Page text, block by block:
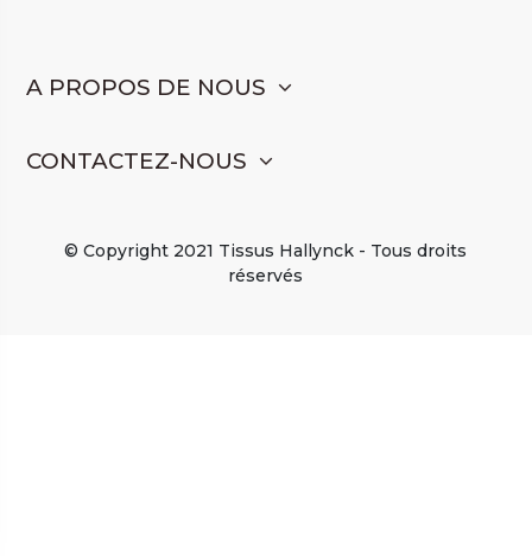
A PROPOS DE NOUS
CONTACTEZ-NOUS
© Copyright 2021 Tissus Hallynck - Tous droits
réservés